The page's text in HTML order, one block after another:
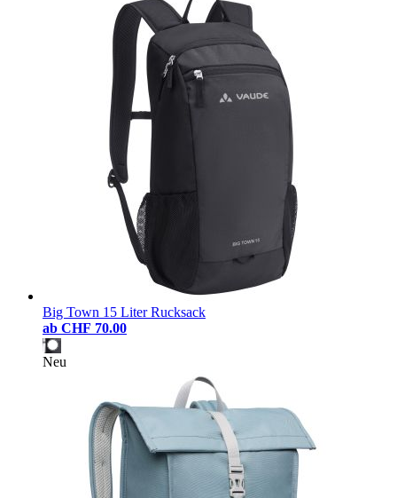
Big Town 15 Liter Rucksack
ab CHF 70.00
Neu